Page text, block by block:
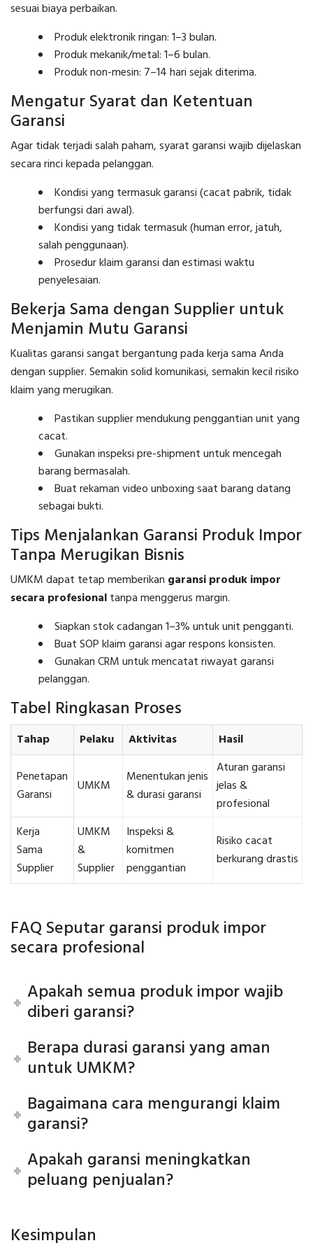
sesuai biaya perbaikan.
Produk elektronik ringan: 1–3 bulan.
Produk mekanik/metal: 1–6 bulan.
Produk non-mesin: 7–14 hari sejak diterima.
Mengatur Syarat dan Ketentuan
Garansi
Agar tidak terjadi salah paham, syarat garansi wajib dijelaskan
secara rinci kepada pelanggan.
Kondisi yang termasuk garansi (cacat pabrik, tidak
berfungsi dari awal).
Kondisi yang tidak termasuk (human error, jatuh,
salah penggunaan).
Prosedur klaim garansi dan estimasi waktu
penyelesaian.
Bekerja Sama dengan Supplier untuk
Menjamin Mutu Garansi
Kualitas garansi sangat bergantung pada kerja sama Anda
dengan supplier. Semakin solid komunikasi, semakin kecil risiko
klaim yang merugikan.
Pastikan supplier mendukung penggantian unit yang
cacat.
Gunakan inspeksi pre-shipment untuk mencegah
barang bermasalah.
Buat rekaman video unboxing saat barang datang
sebagai bukti.
Tips Menjalankan Garansi Produk Impor
Tanpa Merugikan Bisnis
UMKM dapat tetap memberikan garansi produk impor
secara profesionaltanpa menggerus margin.
Siapkan stok cadangan 1–3% untuk unit pengganti.
Buat SOP klaim garansi agar respons konsisten.
Gunakan CRM untuk mencatat riwayat garansi
pelanggan.
Tabel Ringkasan Proses
Tahap Pelaku Aktivitas Hasil
Penetapan
Garansi
UMKM
Menentukan jenis
& durasi garansi
Aturan garansi
jelas &
profesional
Kerja
Sama
Supplier
UMKM
&
Supplier
Inspeksi &
komitmen
penggantian
Risiko cacat
berkurang drastis
FAQ Seputar garansi produk impor
secara profesional
Apakah semua produk impor wajib
diberi garansi?
Berapa durasi garansi yang aman
untuk UMKM?
Bagaimana cara mengurangi klaim
garansi?
Apakah garansi meningkatkan
peluang penjualan?
Kesimpulan